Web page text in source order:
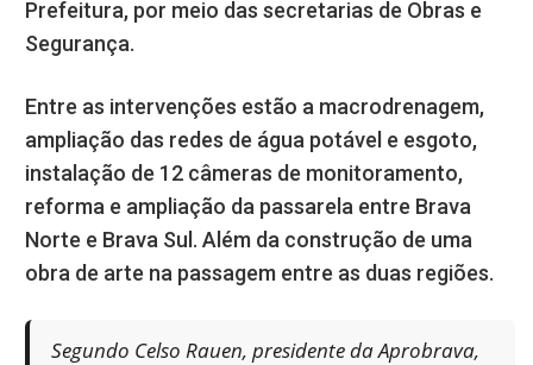
Prefeitura, por meio das secretarias de Obras e
Segurança.
Entre as intervenções estão a macrodrenagem,
ampliação das redes de água potável e esgoto,
instalação de 12 câmeras de monitoramento,
reforma e ampliação da passarela entre Brava
Norte e Brava Sul. Além da construção de uma
obra de arte na passagem entre as duas regiões.
Segundo Celso Rauen, presidente da Aprobrava,